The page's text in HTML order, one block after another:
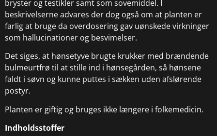
bryster og testikler samt som sovemiddel. I
beskrivelserne advares der dog også om at planten er
farlig at bruge da overdosering gav uønskede virkninger
som hallucinationer og besvimelser.
Det siges, at hønsetyve brugte krukker med brændende
bulmeurtfrø til at stille ind i hønsegården, så hønsene
faldt i søvn og kunne puttes i sækken uden afslørende
postyr.
Planten er giftig og bruges ikke længere i folkemedicin.
Indholdsstoffer